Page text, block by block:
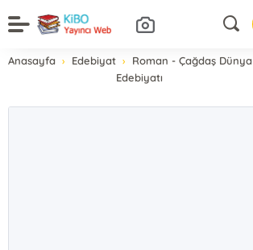
Anasayfa Edebiyat
Roman - Çağdaş Dünya
Edebiyatı